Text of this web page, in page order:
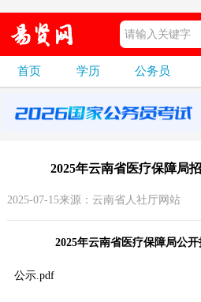
首页 学历 公务员
2025年云南省医疗保障局
2025-07-15来源：云南省人社厅网站
2025年云南省医疗保障局公
公示.pdf